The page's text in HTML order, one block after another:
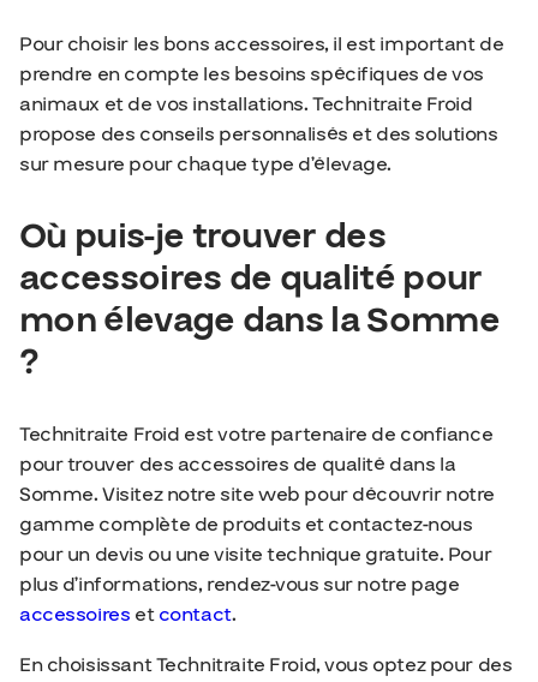
Pour choisir les bons accessoires, il est important de
prendre en compte les besoins spécifiques de vos
animaux et de vos installations. Technitraite Froid
propose des conseils personnalisés et des solutions
sur mesure pour chaque type d’élevage.
Où puis-je trouver des
accessoires de qualité pour
mon élevage dans la Somme
?
Technitraite Froid est votre partenaire de confiance
pour trouver des accessoires de qualité dans la
Somme. Visitez notre site web pour découvrir notre
gamme complète de produits et contactez-nous
pour un devis ou une visite technique gratuite. Pour
plus d’informations, rendez-vous sur notre page
accessoires etcontact.
En choisissant Technitraite Froid, vous optez pour des